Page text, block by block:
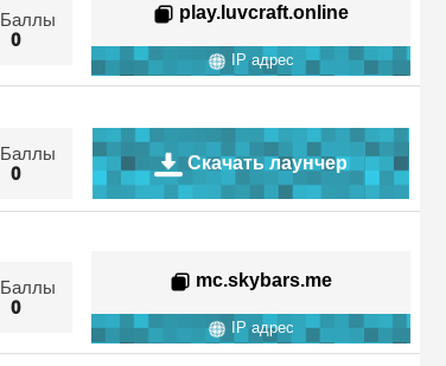
Баллы
0
play.luvcraft.online
IP адрес
Баллы
0
Скачать лаунчер
Баллы
0
mc.skybars.me
IP адрес